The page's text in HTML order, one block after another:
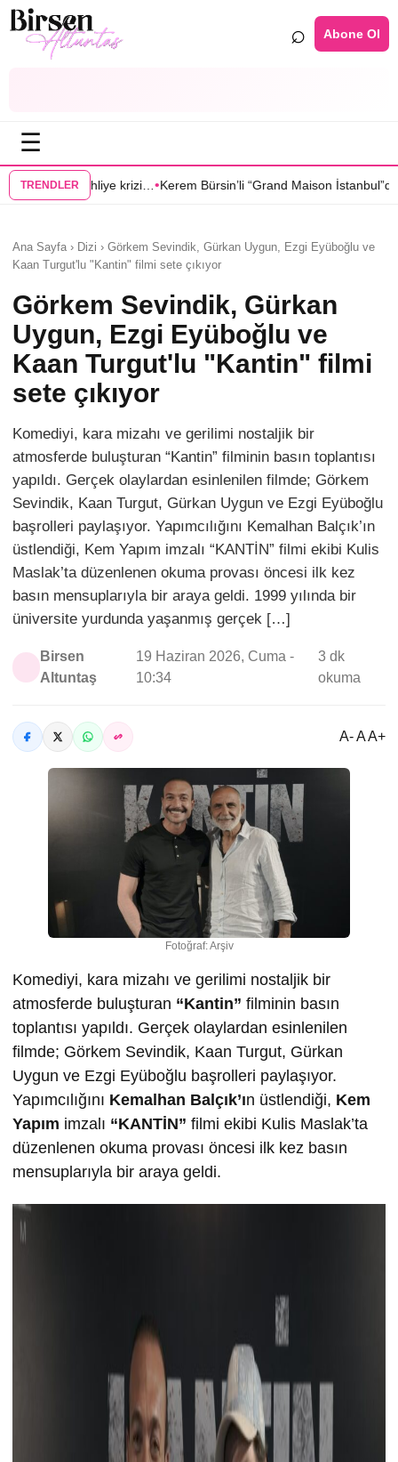
⌕ Abone Ol
☰
TRENDLER
•Kerem Bürsin’li “Grand Maison İstanbul”dan Sıla Türkoğlu’na
Ana Sayfa › Dizi › Görkem Sevindik, Gürkan Uygun, Ezgi Eyüboğlu ve
Kaan Turgut'lu "Kantin" filmi sete çıkıyor
Görkem Sevindik, Gürkan
Uygun, Ezgi Eyüboğlu ve
Kaan Turgut'lu "Kantin" filmi
sete çıkıyor
Komediyi, kara mizahı ve gerilimi nostaljik bir
atmosferde buluşturan “Kantin” filminin basın toplantısı
yapıldı. Gerçek olaylardan esinlenilen filmde; Görkem
Sevindik, Kaan Turgut, Gürkan Uygun ve Ezgi Eyüboğlu
başrolleri paylaşıyor. Yapımcılığını Kemalhan Balçık’ın
üstlendiği, Kem Yapım imzalı “KANTİN” filmi ekibi Kulis
Maslak’ta düzenlenen okuma provası öncesi ilk kez
basın mensuplarıyla bir araya geldi. 1999 yılında bir
üniversite yurdunda yaşanmış gerçek […]
Birsen
Altuntaş
19 Haziran 2026, Cuma -
10:34
3 dk
okuma
A- A A+
Fotoğraf: Arşiv
Komediyi, kara mizahı ve gerilimi nostaljik bir
atmosferde buluşturan “Kantin” filminin basın
toplantısı yapıldı. Gerçek olaylardan esinlenilen
filmde; Görkem Sevindik, Kaan Turgut, Gürkan
Uygun ve Ezgi Eyüboğlu başrolleri paylaşıyor.
Yapımcılığını Kemalhan Balçık’ın üstlendiği, Kem
Yapım imzalı “KANTİN” filmi ekibi Kulis Maslak’ta
düzenlenen okuma provası öncesi ilk kez basın
mensuplarıyla bir araya geldi.